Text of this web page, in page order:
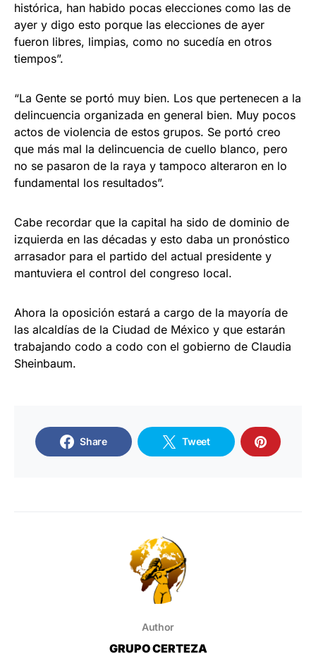
histórica, han habido pocas elecciones como las de
ayer y digo esto porque las elecciones de ayer
fueron libres, limpias, como no sucedía en otros
tiempos”.
“La Gente se portó muy bien. Los que pertenecen a la
delincuencia organizada en general bien. Muy pocos
actos de violencia de estos grupos. Se portó creo
que más mal la delincuencia de cuello blanco, pero
no se pasaron de la raya y tampoco alteraron en lo
fundamental los resultados”.
Cabe recordar que la capital ha sido de dominio de
izquierda en las décadas y esto daba un pronóstico
arrasador para el partido del actual presidente y
mantuviera el control del congreso local.
Ahora la oposición estará a cargo de la mayoría de
las alcaldías de la Ciudad de México y que estarán
trabajando codo a codo con el gobierno de Claudia
Sheinbaum.
Share Tweet
Author
GRUPO CERTEZA